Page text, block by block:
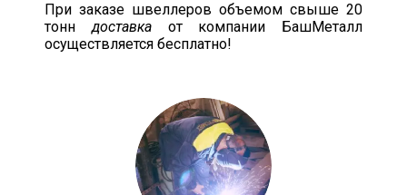
При заказе швеллеров объемом свыше 20
тонндоставкаот компании БашМеталл
осуществляется бесплатно!